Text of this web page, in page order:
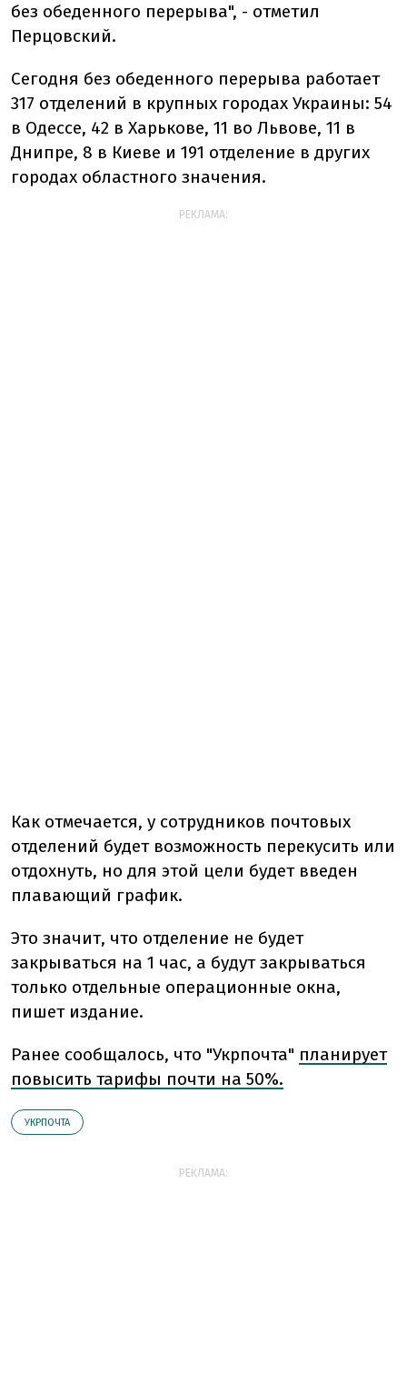
без обеденного перерыва", - отметил
Перцовский.
Сегодня без обеденного перерыва работает
317 отделений в крупных городах Украины: 54
в Одессе, 42 в Харькове, 11 во Львове, 11 в
Днипре, 8 в Киеве и 191 отделение в других
городах областного значения.
РЕКЛАМА:
Как отмечается, у сотрудников почтовых
отделений будет возможность перекусить или
отдохнуть, но для этой цели будет введен
плавающий график.
Это значит, что отделение не будет
закрываться на 1 час, а будут закрываться
только отдельные операционные окна,
пишет издание.
Ранее сообщалось, что "Укрпочта" планирует
повысить тарифы почти на 50%.
УКРПОЧТА
РЕКЛАМА: